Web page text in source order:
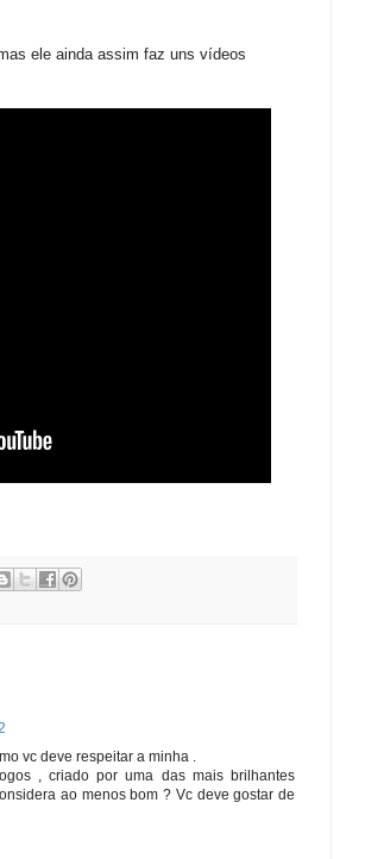
ele ainda assim faz uns vídeos
vc deve respeitar a minha .
, criado por uma das mais brilhantes
ao menos bom ? Vc deve gostar de